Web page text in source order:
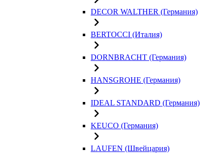
DECOR WALTHER (Германия)
BERTOCCI (Италия)
DORNBRACHT (Германия)
HANSGROHE (Германия)
IDEAL STANDARD (Германия)
KEUCO (Германия)
LAUFEN (Швейцария)